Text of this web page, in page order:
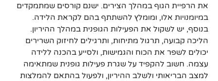
את הרפיית הגוף במהלך הצירים. ישנם קורסים שמתמקדים
במיומנויות אלו, ומומלץ להשתתף בהם לקראת הלידה.
בנוסף, יש לשקול את הפעילות הגופנית במהלך ההיריון.
הליכה קבועה, תרגול מתיחות, ותרגילים לחיזוק השרירים
יכולים לשפר את הכוח והגמישות, ולסייע בהכנה ללידה
עצמה. חשוב להקפיד על שגרת פעילות גופנית שמתאימה
למצב הבריאותי ולשלב ההיריון, ולפעול בהתאם להמלצות